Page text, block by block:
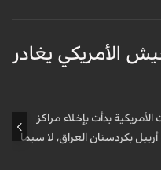
الأمريكي يغادر
بدأت بإخلاء مراكز
بكردستان العراق، لا سيما